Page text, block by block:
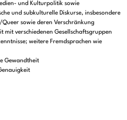
und Kulturpolitik sowie
und subkulturelle Diskurse, insbesondere
sowie deren Verschränkung
mit verschiedenen Gesellschaftsgruppen
weitere Fremdsprachen wie
Gewandtheit